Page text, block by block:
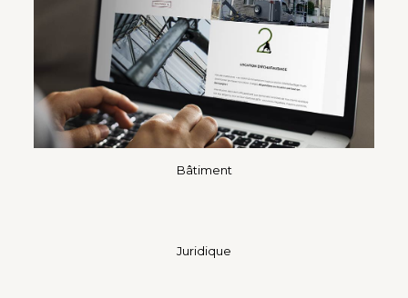
Bâtiment
Juridique